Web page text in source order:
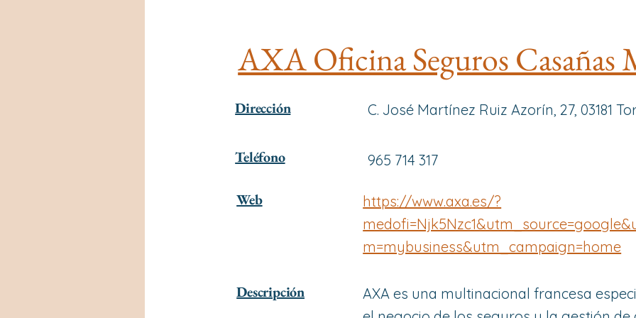
AXA Oficina Seguros Casañas
Dirección
Teléfono
Web
Descripción
C. José Martínez Ruiz Azorín, 27, 03181
965 714 317
https://www.axa.es/?
m=mybusiness&utm_campaign=home
AXA es una multinacional francesa